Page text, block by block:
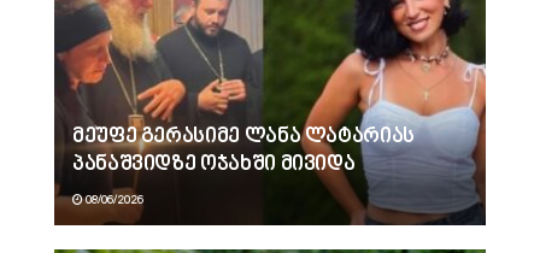
მეუფე გერასიმე ლანა ლატარიას
პანაშვიდზე ოჯახში მივიდა
08/06/2026